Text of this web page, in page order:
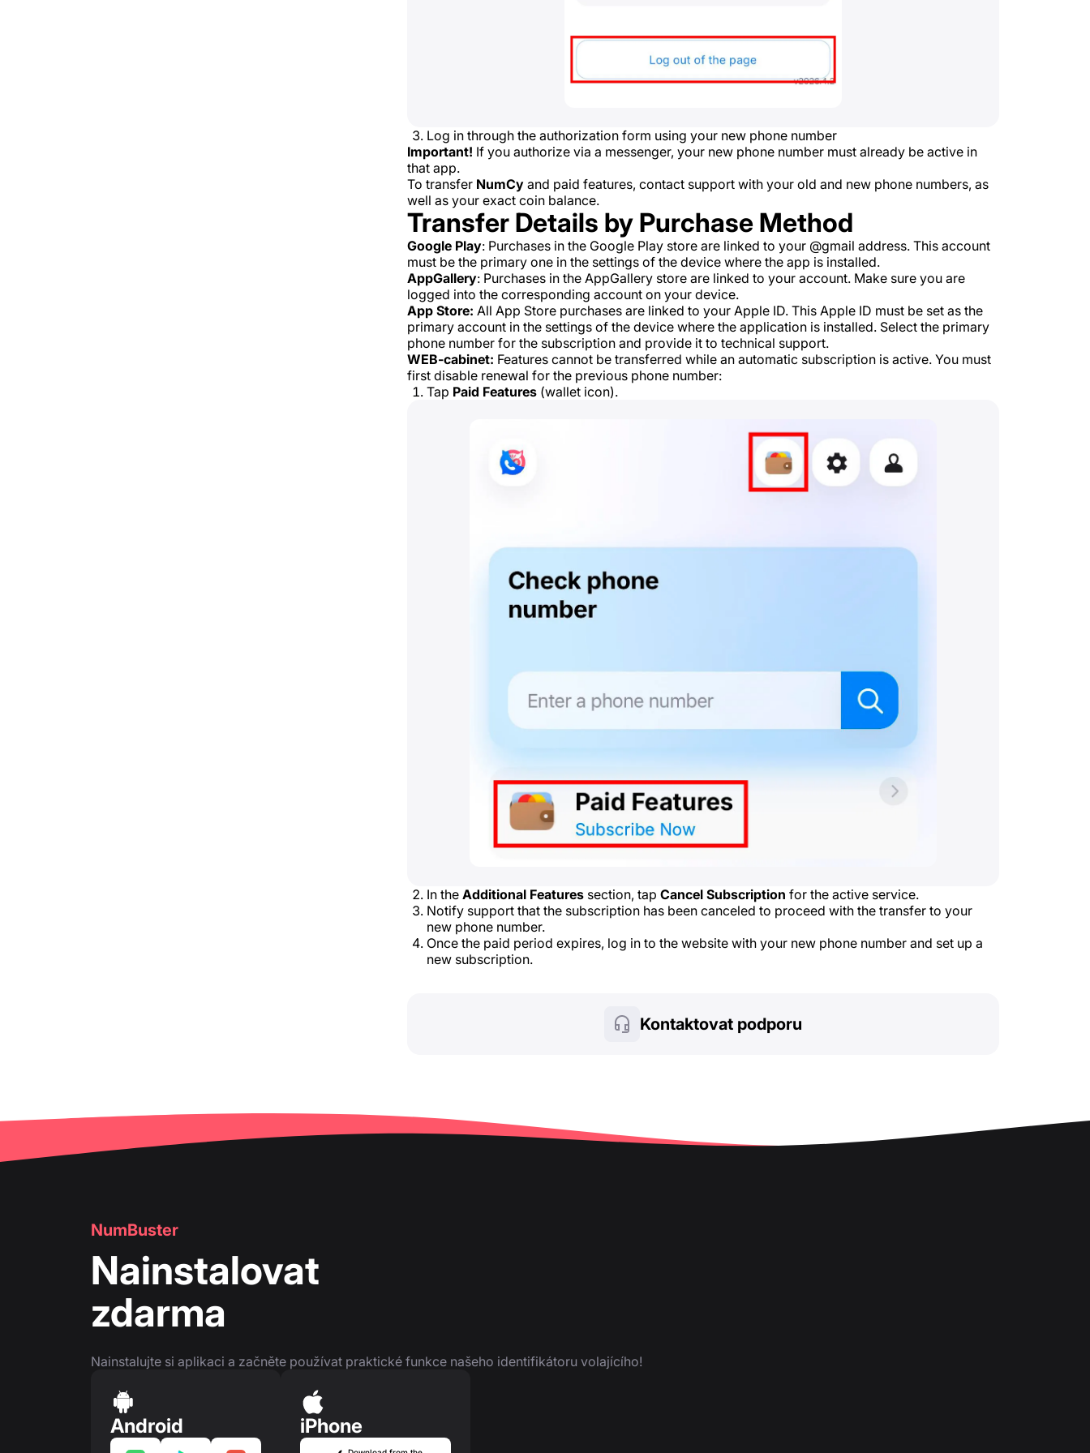
Log in through the authorization form using your new phone number
Important! If you authorize via a messenger, your new phone number must already be active in
that app.
To transfer NumCy and paid features, contact support with your old and new phone numbers, as
well as your exact coin balance.
Transfer Details by Purchase Method
Google Play: Purchases in the Google Play store are linked to your @gmail address. This account
must be the primary one in the settings of the device where the app is installed.
AppGallery: Purchases in the AppGallery store are linked to your account. Make sure you are
logged into the corresponding account on your device.
App Store: All App Store purchases are linked to your Apple ID. This Apple ID must be set as the
primary account in the settings of the device where the application is installed. Select the primary
phone number for the subscription and provide it to technical support.
WEB-cabinet: Features cannot be transferred while an automatic subscription is active. You must
first disable renewal for the previous phone number:
Tap Paid Features (wallet icon).
In the Additional Features section, tap Cancel Subscription for the active service.
Notify support that the subscription has been canceled to proceed with the transfer to your
new phone number.
Once the paid period expires, log in to the website with your new phone number and set up a
new subscription.
Kontaktovat podporu
NumBuster
Nainstalovat
zdarma
Nainstalujte si aplikaci a začněte používat praktické funkce našeho identifikátoru volajícího!
Android iPhone